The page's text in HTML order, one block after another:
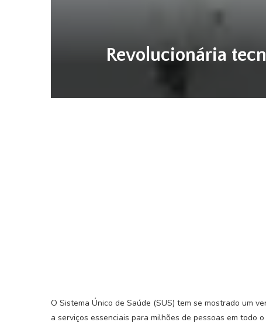
Revolucionária
O Sistema Único de Saúde (SUS) tem se mostrado um
a serviços essenciais para milhões de pessoas em todo